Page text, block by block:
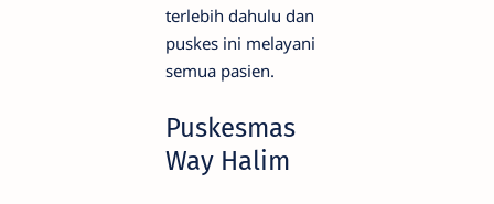
terlebih dahulu dan
puskes ini melayani
semua pasien.
Puskesmas
Way Halim